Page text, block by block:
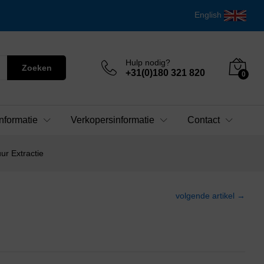
English
Zoeken
Hulp nodig?
+31(0)180 321 820 0
Verkopersinformatie Contact
Extractie
volgende artikel →